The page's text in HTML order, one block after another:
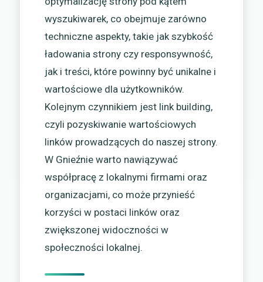
wyszukiwarek, co obejmuje zarówno
techniczne aspekty, takie jak szybkość
ładowania strony czy responsywność,
jak i treści, które powinny być unikalne i
wartościowe dla użytkowników.
Kolejnym czynnikiem jest link building,
czyli pozyskiwanie wartościowych
linków prowadzących do naszej strony.
W Gnieźnie warto nawiązywać
współpracę z lokalnymi firmami oraz
organizacjami, co może przynieść
korzyści w postaci linków oraz
zwiększonej widoczności w
społeczności lokalnej.